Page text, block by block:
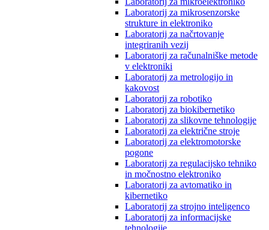
Laboratorij za mikrosenzorske
strukture in elektroniko
Laboratorij za načrtovanje
integriranih vezij
Laboratorij za računalniške metode
v elektroniki
Laboratorij za metrologijo in
kakovost
Laboratorij za robotiko
Laboratorij za biokibernetiko
Laboratorij za slikovne tehnologije
Laboratorij za električne stroje
Laboratorij za elektromotorske
pogone
Laboratorij za regulacijsko tehniko
in močnostno elektroniko
Laboratorij za avtomatiko in
kibernetiko
Laboratorij za strojno inteligenco
Laboratorij za informacijske
tehnologije